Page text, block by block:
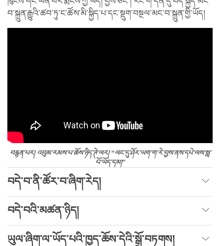
བ་སྐྲུན་རྒྱུའི་ཚབ་ཏུ་ང་ཚོས་མི་སྐྱིད་པ་དང་སྡུག་བསྔལ་མང་བ་སྐྲུན་གྱི་ཡོད།
བརྙན་པར། འབུམ་རམས་པ་ཆོས་ཉིད་ཊེ་ལར། “ལང་དུ་ཤོར་ཡག་ག་རེ་བྱས་ནས་དཔེ་ལས་སླ་
པོ་ཡོད་དམ།”
བདེ་བ་ནི་ཚོར་བ་ཞིག་རེད།
བདེ་བའི་མཚན་ཉིད།
ཡུལ་ཞིག་ལ་ཡོད་པའི་ཁྱད་ཆོས་དེའི་སྒྲོ་བཏགས།